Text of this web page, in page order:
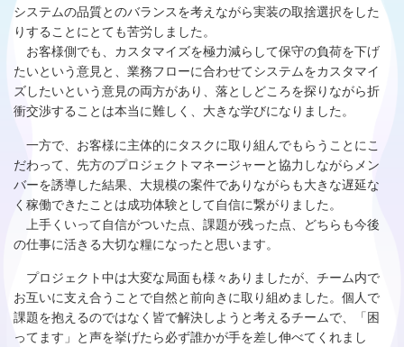
システムの品質とのバランスを考えながら実装の取捨選択をした
りすることにとても苦労しました。
お客様側でも、カスタマイズを極力減らして保守の負荷を下げ
たいという意見と、業務フローに合わせてシステムをカスタマイ
ズしたいという意見の両方があり、落としどころを探りながら折
衝交渉することは本当に難しく、大きな学びになりました。
一方で、お客様に主体的にタスクに取り組んでもらうことにこ
だわって、先方のプロジェクトマネージャーと協力しながらメン
バーを誘導した結果、大規模の案件でありながらも大きな遅延な
く稼働できたことは成功体験として自信に繋がりました。
上手くいって自信がついた点、課題が残った点、どちらも今後
の仕事に活きる大切な糧になったと思います。
プロジェクト中は大変な局面も様々ありましたが、チーム内で
お互いに支え合うことで自然と前向きに取り組めました。個人で
課題を抱えるのではなく皆で解決しようと考えるチームで、「困
ってます」と声を挙げたら必ず誰かが手を差し伸べてくれまし